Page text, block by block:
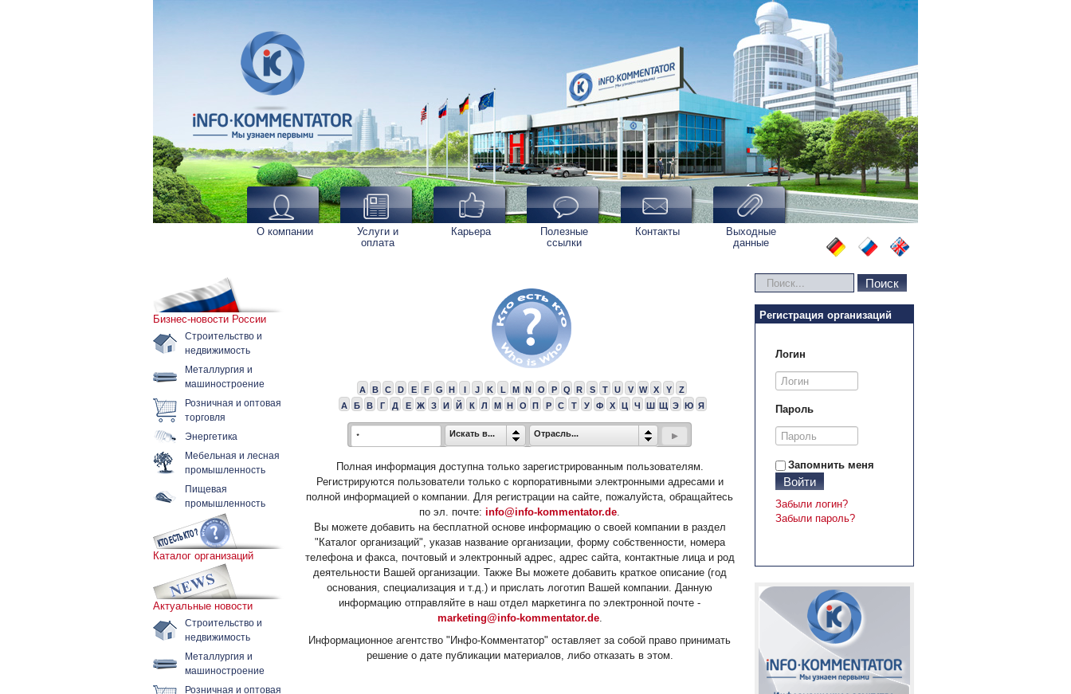
О компании
Услуги и
оплата
Карьера
Полезные
ссылки
Контакты
Выходные
данные
Бизнес-новости России
Строительство и
недвижимость
Металлургия и
машиностроение
Розничная и оптовая
торговля
Энергетика
Мебельная и лесная
промышленность
Пищевая
промышленность
Каталог организаций
Актуальные новости
Строительство и
недвижимость
Металлургия и
машиностроение
Розничная и оптовая
A B C D E F G H I J K L M N O P Q R S T U V W X Y
Z
А
Б В Г Д Е Ж З И Й К Л М Н О П Р С Т У Ф Х Ц Ч Ш Щ Э Ю Я
Искать в... Отрасль...
Полная информация доступна только зарегистрированным пользователям.
Регистрируются пользователи только с корпоративными электронными адресами и
полной информацией о компании. Для регистрации на сайте, пожалуйста, обращайтесь
по эл. почте: info@info-kommentator.de.
Вы можете добавить на бесплатной основе информацию о своей компании в раздел
"Каталог организаций", указав название организации, форму собственности, номера
телефона и факса, почтовый и электронный адрес, адрес сайта, контактные лица и род
деятельности Вашей организации. Также Вы можете добавить краткое описание (год
основания, специализация и т.д.) и прислать логотип Вашей компании. Данную
информацию отправляйте в наш отдел маркетинга по электронной почте -
marketing@info-kommentator.de.
Информационное агентство "Инфо-Комментатор" оставляет за собой право принимать
решение о дате публикации материалов, либо отказать в этом.
Искать... Поиск
Регистрация организаций
Логин
Пароль
Запомнить меня
Войти
Забыли логин?
Забыли пароль?